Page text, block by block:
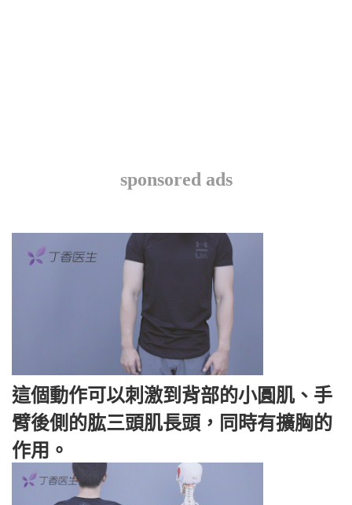
sponsored ads
這個動作可以刺激到背部的小圓肌、手
臂後側的肱三頭肌長頭，同時有擴胸的
作用。